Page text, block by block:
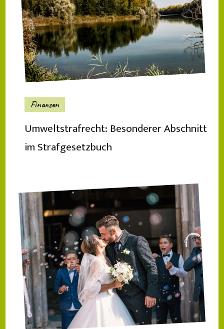
Finanzen
Umweltstrafrecht: Besonderer Abschnitt
im Strafgesetzbuch